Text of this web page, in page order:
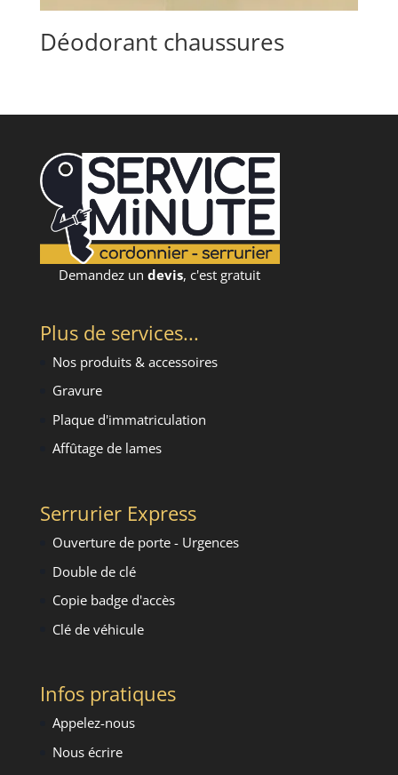
Déodorant chaussures
Demandez undevis, c'est gratuit
Plus de services...
Nos produits & accessoires
Gravure
Plaque d'immatriculation
Affûtage de lames
Serrurier Express
Ouverture de porte - Urgences
Double de clé
Copie badge d'accès
Clé de véhicule
Infos pratiques
Appelez-nous
Nous écrire